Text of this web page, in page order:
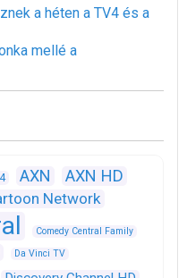
a héten a TV4 és a
mellé a
AXN AXN HD
Network
Comedy Central Family
Da Vinci TV